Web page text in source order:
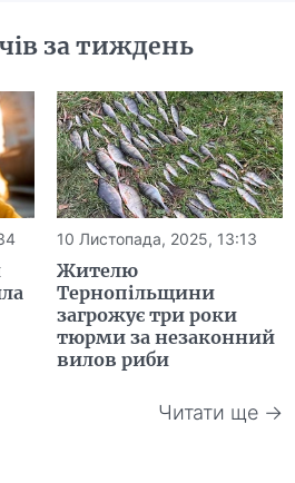
за тиждень
10 Листопада, 2025, 13:13
Жителю
Тернопільщини
загрожує три роки
тюрми за незаконний
вилов риби
Читати ще →